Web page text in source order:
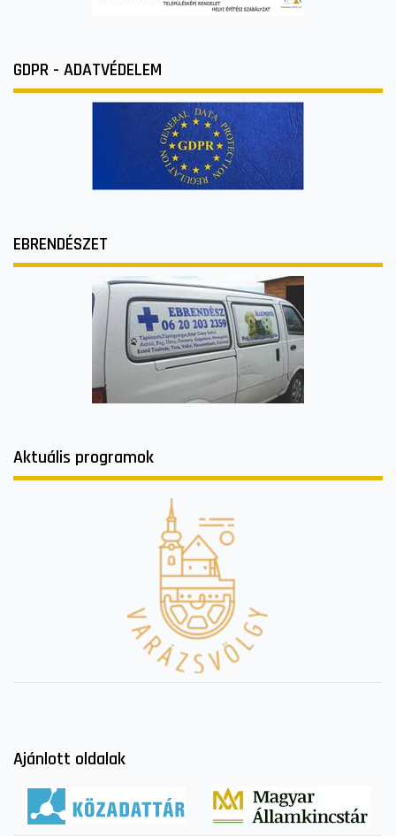
GDPR - ADATVÉDELEM
EBRENDÉSZET
Aktuális programok
Ajánlott oldalak